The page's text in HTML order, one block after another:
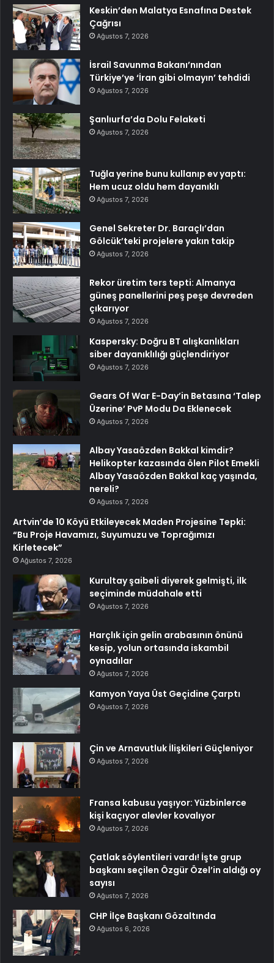
Keskin’den Malatya Esnafına Destek
Çağrısı
Ağustos 7, 2026
İsrail Savunma Bakanı’nından
Türkiye’ye ‘İran gibi olmayın’ tehdidi
Ağustos 7, 2026
Şanlıurfa’da Dolu Felaketi
Ağustos 7, 2026
Tuğla yerine bunu kullanıp ev yaptı:
Hem ucuz oldu hem dayanıklı
Ağustos 7, 2026
Genel Sekreter Dr. Baraçlı’dan
Gölcük’teki projelere yakın takip
Ağustos 7, 2026
Rekor üretim ters tepti: Almanya
güneş panellerini peş peşe devreden
çıkarıyor
Ağustos 7, 2026
Kaspersky: Doğru BT alışkanlıkları
siber dayanıklılığı güçlendiriyor
Ağustos 7, 2026
Gears Of War E-Day’in Betasına ‘Talep
Üzerine’ PvP Modu Da Eklenecek
Ağustos 7, 2026
Albay Yasaözden Bakkal kimdir?
Helikopter kazasında ölen Pilot Emekli
Albay Yasaözden Bakkal kaç yaşında,
nereli?
Ağustos 7, 2026
Artvin’de 10 Köyü Etkileyecek Maden Projesine Tepki:
“Bu Proje Havamızı, Suyumuzu ve Toprağımızı
Kirletecek”
Ağustos 7, 2026
Kurultay şaibeli diyerek gelmişti, ilk
seçiminde müdahale etti
Ağustos 7, 2026
Harçlık için gelin arabasının önünü
kesip, yolun ortasında iskambil
oynadılar
Ağustos 7, 2026
Kamyon Yaya Üst Geçidine Çarptı
Ağustos 7, 2026
Çin ve Arnavutluk İlişkileri Güçleniyor
Ağustos 7, 2026
Fransa kabusu yaşıyor: Yüzbinlerce
kişi kaçıyor alevler kovalıyor
Ağustos 7, 2026
Çatlak söylentileri vardı! İşte grup
başkanı seçilen Özgür Özel’in aldığı oy
sayısı
Ağustos 7, 2026
CHP İlçe Başkanı Gözaltında
Ağustos 6, 2026